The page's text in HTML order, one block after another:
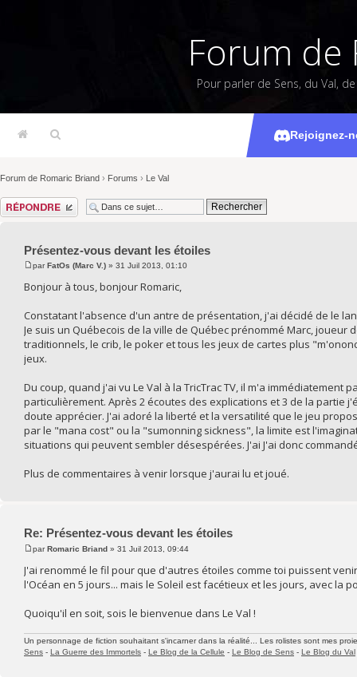
Forum de
Pour parler de Sens, du Val,
Rejoignez-
Forum de Romaric Briand › Forums › Le Val
Répondre
Présentez-vous devant les étoiles
parFatOs (Marc V.) » 31 Juil 2013, 01:10
Bonjour à tous, bonjour Romaric,
Constatant l'absence d'un antre de présentation, j'ai décidé de le
Je suis un Québecois de la ville de Québec prénommé Marc,
traditionnels, le crib, le poker et tous les jeux de cartes plus
jeux.
Du coup, quand j'ai vu Le Val à la TricTrac TV, il m'a
particulièrement. Après 2 écoutes des explications et 3 de la partie
doute apprécier. J'ai adoré la liberté et la versatilité que le jeu
par le "mana cost" ou la "sumonning sickness", la limite est
situations qui peuvent sembler désespérées. J'ai J'ai donc
Plus de commentaires à venir lorsque j'aurai lu et joué.
Re: Présentez-vous devant les étoiles
parRomaric Briand » 31 Juil 2013, 09:44
J'ai renommé le fil pour que d'autres étoiles comme toi puissent
l'Océan en 5 jours... mais le Soleil est facétieux et les jours, avec la
Quoiqu'il en soit, sois le bienvenue dans Le Val !
Un personnage de fiction souhaitant s'incarner dans la réalité... Les rolistes sont mes
Sens - La Guerre des Immortels - Le Blog de la Cellule - Le Blog de Sens - Le Blog du Val